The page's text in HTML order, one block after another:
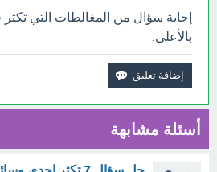
إجابة سؤال من المغالطات التي تكثر
بالأعلى.
أسئلة مشابهة